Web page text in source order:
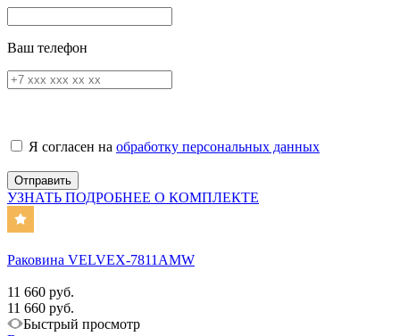
Ваш телефон
Я согласен на обработку персональных данных
УЗНАТЬ ПОДРОБНЕЕ О КОМПЛЕКТЕ
Раковина VELVEX-7811AMW
11 660 руб.
11 660 руб.
Быстрый просмотр